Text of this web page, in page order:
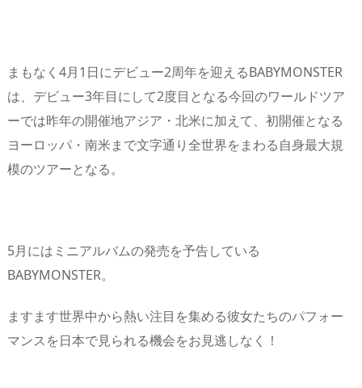
まもなく4月1日にデビュー2周年を迎えるBABYMONSTER
は、デビュー3年目にして2度目となる今回のワールドツア
ーでは昨年の開催地アジア・北米に加えて、初開催となる
ヨーロッパ・南米まで文字通り全世界をまわる自身最大規
模のツアーとなる。
5月にはミニアルバムの発売を予告している
BABYMONSTER。
ますます世界中から熱い注目を集める彼女たちのパフォー
マンスを日本で見られる機会をお見逃しなく！